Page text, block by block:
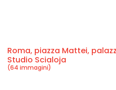
Roma, piazza Mattei,
Studio Scialoja
(64 immagini)